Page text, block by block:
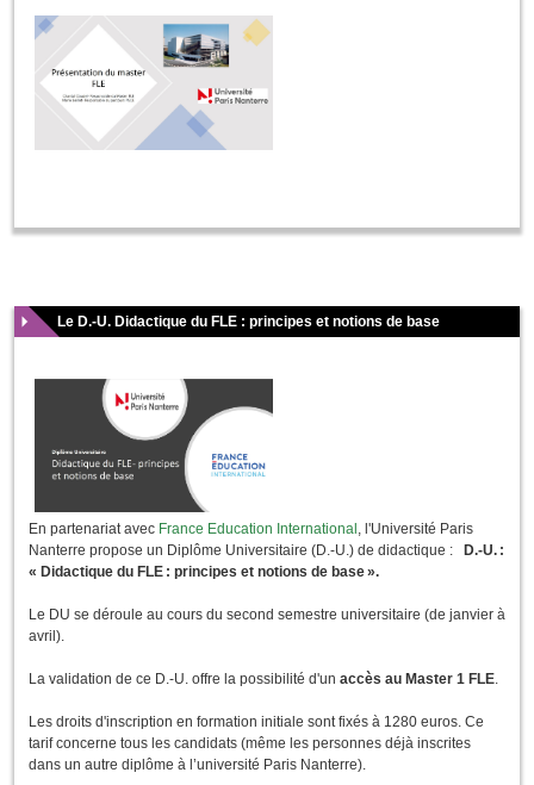
Le D.-U. Didactique du FLE : principes et notions de base
En partenariat avec France Education International , l'Université Paris
Nanterre propose un Diplôme Universitaire (D.-U.) de didactique : D.-U. :
« Didactique du FLE : principes et notions de base ».
Le DU se déroule au cours du second semestre universitaire (de janvier à
avril).
La validation de ce D.-U. offre la possibilité d'un accès au Master 1 FLE
Les droits d'inscription en formation initiale sont fixés à 1280 euros. Ce
tarif concerne tous les candidats (même les personnes déjà inscrites
dans un autre diplôme à l’université Paris Nanterre).